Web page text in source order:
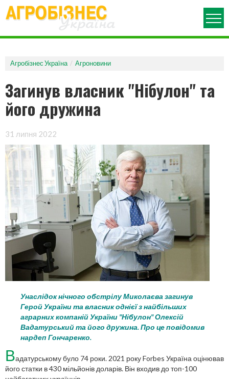
ПРО ЖУРНАЛ
АРХІВ НОМЕРІВ
РУБРИКИ
АГРОВИСТАВКИ
ДЕНЬ ПОЛЯ
МЕХАНІЗАЦІЯ
ОГЛЯД РИНКУ
АГРОКОНФЕРЕНЦІЯ
ЗАХИСТ РОСЛИН
ЗЕРНОВІ ТЕХНОЛОГІЇ
ПОРАДИ ЮРИСТА
АГРОБІЗНЕС
Агробізнес Україна Агроновини
Загинув власник "Нібулон" та
його дружина
31 липня 2022
Унаслідок нічного обстрілу Миколаєва загинув
Герой України та власник однієї з найбільших
аграрних компаній України "Нібулон" Олексій
Вадатурський та його дружина. Про це повідомив
нардеп Гончаренко.
Вадатурському було 74 роки. 2021 року Forbes Україна оцінював
його статки в 430 мільйонів доларів. Він входив до топ-100